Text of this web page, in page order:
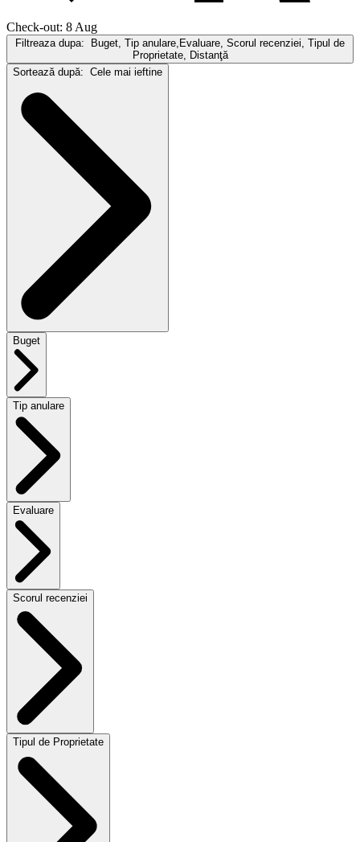
Check-out: 8 Aug
Filtreaza dupa:
Buget, Tip anulare,Evaluare, Scorul recenziei, Tipul de
Proprietate, Distanţă
Sortează după: Cele mai ieftine
Buget
Tip anulare
Evaluare
Scorul recenziei
Tipul de Proprietate